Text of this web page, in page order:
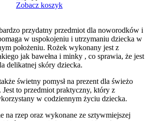
Zobacz koszyk
przydatny przedmiot dla noworodków i
w uspokojeniu i utrzymaniu dziecka w
położeniu. Rożek wykonany jest z
jak bawełna i minky , co sprawia, że jest
delikatnej skóry dziecka.
świetny pomysł na prezent dla świeżo
to przedmiot praktyczny, który z
w codziennym życiu dziecka.
na rzep oraz wykonane ze sztywmiejszej